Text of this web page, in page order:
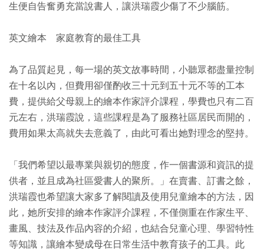
生便自告奮勇充當說書人，讓洪瑞霞少傷了不少腦筋。
英文繪本 家庭教育的最佳工具
為了品質起見，每一場的英文故事時間，小聽眾都盡量控制
在十名以內，但費用卻僅酌收三十元到五十元不等的工本
費，提供給父母親上的繪本作家評介課程，學費也只有二百
元左右，洪瑞霞說，這些課程是為了服務社區居民而開的，
費用如果太高就失去意義了，由此可看出她對理念的堅持。
「我們希望以最專業與親切的態度，作一個書源和資訊的提
供者，並且成為社區愛書人的聚所。」在賣書、訂書之餘，
洪瑞霞也希望讓大家多了解閱讀及使用兒童繪本的方法，因
此，她所安排的繪本作家評介課程，不僅側重在作家生平、
畫風、技法及作品內容的介紹，也結合兒童心理、學習特性
等知識，讓繪本變成母在日常生活中教育孩子的工具。此